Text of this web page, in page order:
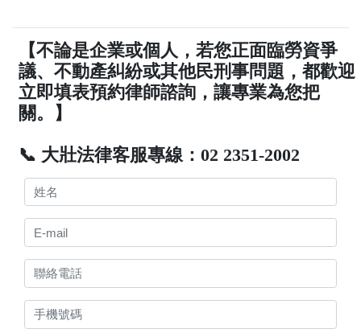
【不論是企業或個人，若您正面臨勞資爭
議、不動產糾紛或其他民刑事問題，都歡迎
立即填表預約律師諮詢，讓專業為您把
關。】
📞 大壯法律客服專線：02 2351-2002